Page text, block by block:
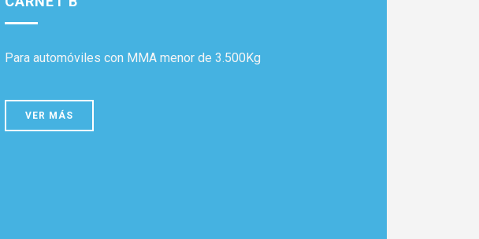
Para automóviles con MMA menor de 3.500Kg
VER MÁS